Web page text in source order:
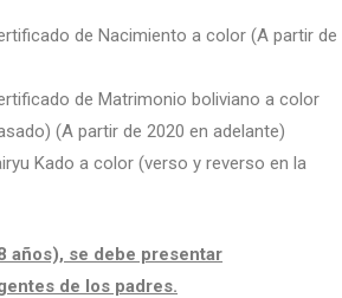
de Nacimiento a color (A partir de
de Matrimonio boliviano a color
(A partir de 2020 en adelante)
Kado a color (verso y reverso en la
años), se debe presentar
de los padres.